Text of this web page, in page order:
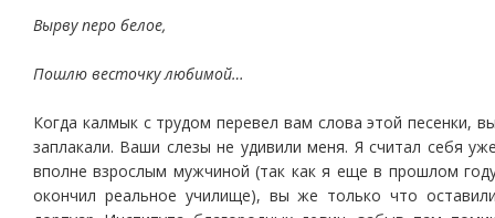
Вырву перо белое,
Пошлю весточку любимой…
Когда калмык с трудом перевел вам слова этой песенки,
заплакали. Ваши слезы не удивили меня. Я считал себя
вполне взрослым мужчиной (так как я еще в прошлом
окончил реальное училище), вы же только что